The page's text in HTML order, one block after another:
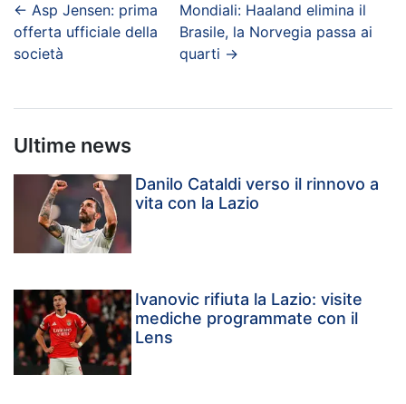
← Asp Jensen: prima
offerta ufficiale della
società
Mondiali: Haaland elimina il
Brasile, la Norvegia passa ai
quarti →
Ultime news
Danilo Cataldi verso il rinnovo a
vita con la Lazio
Ivanovic rifiuta la Lazio: visite
mediche programmate con il
Lens